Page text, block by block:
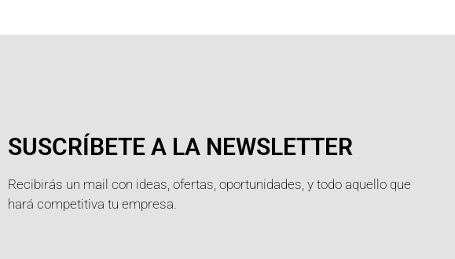
SUSCRÍBETE A LA NEWSLETTER
Recibirás un mail con ideas, ofertas, oportunidades, y todo aquello que
hará competitiva tu empresa.